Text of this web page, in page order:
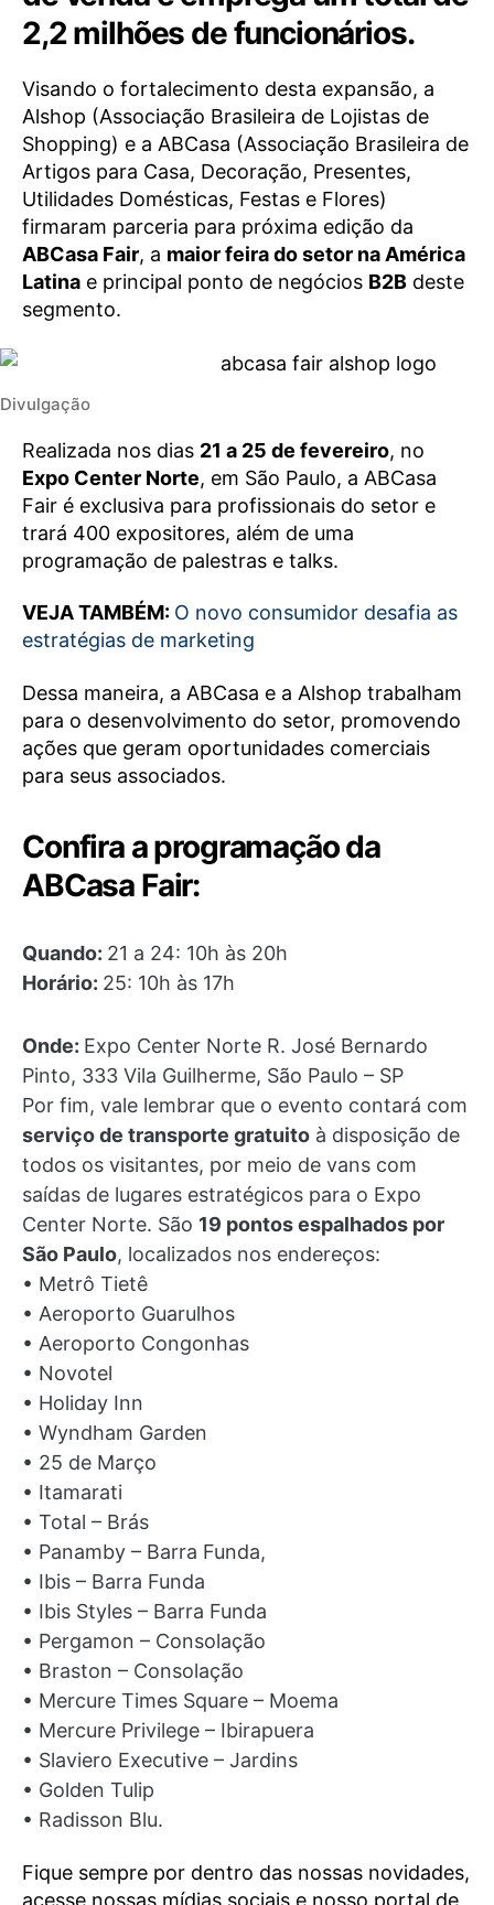
2,2 milhões de funcionários.
Visando o fortalecimento desta expansão, a
Alshop (Associação Brasileira de Lojistas de
Shopping) e a ABCasa (Associação Brasileira de
Artigos para Casa, Decoração, Presentes,
Utilidades Domésticas, Festas e Flores)
firmaram parceria para próxima edição da
ABCasa Fair, a maior feira do setor na América
Latina e principal ponto de negócios B2B deste
segmento.
Divulgação
Realizada nos dias 21 a 25 de fevereiro, no
Expo Center Norte, em São Paulo, a ABCasa
Fair é exclusiva para profissionais do setor e
trará 400 expositores, além de uma
programação de palestras e talks.
VEJA TAMBÉM: O novo consumidor desafia as
estratégias de marketing
Dessa maneira, a ABCasa e a Alshop trabalham
para o desenvolvimento do setor, promovendo
ações que geram oportunidades comerciais
para seus associados.
Confira a programação da
ABCasa Fair:
Quando: 21 a 24: 10h às 20h
Horário: 25: 10h às 17h
Onde: Expo Center Norte R. José Bernardo
Pinto, 333 Vila Guilherme, São Paulo – SP
Por fim, vale lembrar que o evento contará com
serviço de transporte gratuito à disposição de
todos os visitantes, por meio de vans com
saídas de lugares estratégicos para o Expo
Center Norte. São 19 pontos espalhados por
São Paulo, localizados nos endereços:
• Metrô Tietê
• Aeroporto Guarulhos
• Aeroporto Congonhas
• Novotel
• Holiday Inn
• Wyndham Garden
• 25 de Março
• Itamarati
• Total – Brás
• Panamby – Barra Funda,
• Ibis – Barra Funda
• Ibis Styles – Barra Funda
• Pergamon – Consolação
• Braston – Consolação
• Mercure Times Square – Moema
• Mercure Privilege – Ibirapuera
• Slaviero Executive – Jardins
• Golden Tulip
• Radisson Blu.
Fique sempre por dentro das nossas novidades,
acesse nossas mídias sociais e nosso portal de